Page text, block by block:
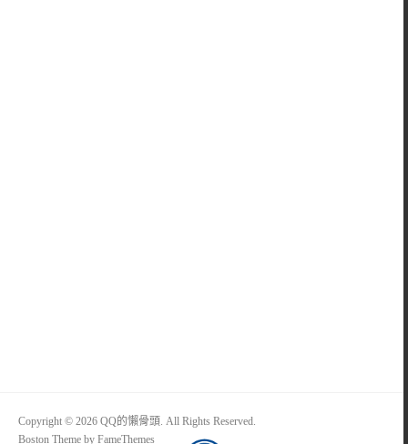
Copyright © 2026 QQ的懶骨頭. All Rights Reserved.
Boston Theme by FameThemes